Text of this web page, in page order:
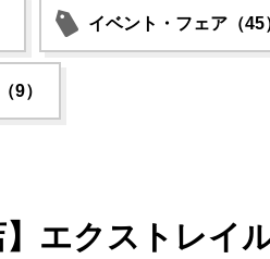
イベント・フェア（45
9）
】エクストレイ